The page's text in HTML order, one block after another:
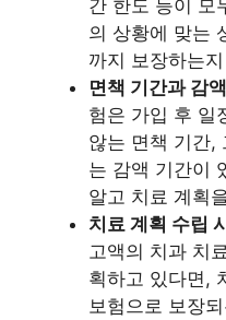
간 한도 등이 모
의 상황에 맞는
까지 보장하는
면책 기간과 감
험은 가입 후 일
않는 면책 기간,
는 감액 기간이
알고 치료 계획
치료 계획 수립
고액의 치과 치
획하고 있다면,
보험으로 보장